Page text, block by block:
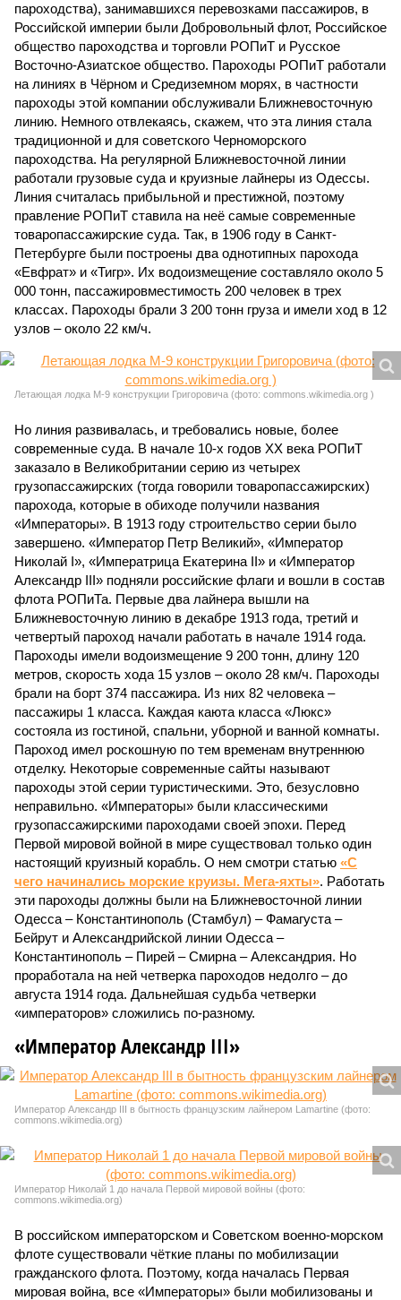
пароходства), занимавшихся перевозками пассажиров, в
Российской империи были Добровольный флот, Российское
общество пароходства и торговли РОПиТ и Русское
Восточно-Азиатское общество. Пароходы РОПиТ работали
на линиях в Чёрном и Средиземном морях, в частности
пароходы этой компании обслуживали Ближневосточную
линию. Немного отвлекаясь, скажем, что эта линия стала
традиционной и для советского Черноморского
пароходства. На регулярной Ближневосточной линии
работали грузовые суда и круизные лайнеры из Одессы.
Линия считалась прибыльной и престижной, поэтому
правление РОПиТ ставила на неё самые современные
товаропассажирские суда. Так, в 1906 году в Санкт-
Петербурге были построены два однотипных парохода
«Евфрат» и «Тигр». Их водоизмещение составляло около 5
000 тонн, пассажировместимость 200 человек в трех
классах. Пароходы брали 3 200 тонн груза и имели ход в 12
узлов – около 22 км/ч.
Летающая лодка М-9 конструкции Григоровича (фото: commons.wikimedia.org )
Но линия развивалась, и требовались новые, более
современные суда. В начале 10-х годов ХХ века РОПиТ
заказало в Великобритании серию из четырех
грузопассажирских (тогда говорили товаропассажирских)
парохода, которые в обиходе получили названия
«Императоры». В 1913 году строительство серии было
завершено. «Император Петр Великий», «Император
Николай I», «Императрица Екатерина II» и «Император
Александр III» подняли российские флаги и вошли в состав
флота РОПиТа. Первые два лайнера вышли на
Ближневосточную линию в декабре 1913 года, третий и
четвертый пароход начали работать в начале 1914 года.
Пароходы имели водоизмещение 9 200 тонн, длину 120
метров, скорость хода 15 узлов – около 28 км/ч. Пароходы
брали на борт 374 пассажира. Из них 82 человека –
пассажиры 1 класса. Каждая каюта класса «Люкс»
состояла из гостиной, спальни, уборной и ванной комнаты.
Пароход имел роскошную по тем временам внутреннюю
отделку. Некоторые современные сайты называют
пароходы этой серии туристическими. Это, безусловно
неправильно. «Императоры» были классическими
грузопассажирскими пароходами своей эпохи. Перед
Первой мировой войной в мире существовал только один
настоящий круизный корабль. О нем смотри статью «С
чего начинались морские круизы. Мега-яхты». Работать
эти пароходы должны были на Ближневосточной линии
Одесса – Константинополь (Стамбул) – Фамагуста –
Бейрут и Александрийской линии Одесса –
Константинополь – Пирей – Смирна – Александрия. Но
проработала на ней четверка пароходов недолго – до
августа 1914 года. Дальнейшая судьба четверки
«императоров» сложились по-разному.
«Император Александр III»
Император Александр III в бытность французским лайнером Lamartine (фото:
commons.wikimedia.org)
Император Николай 1 до начала Первой мировой войны (фото:
commons.wikimedia.org)
В российском императорском и Советском военно-морском
флоте существовали чёткие планы по мобилизации
гражданского флота. Поэтому, когда началась Первая
мировая война, все «Императоры» были мобилизованы и